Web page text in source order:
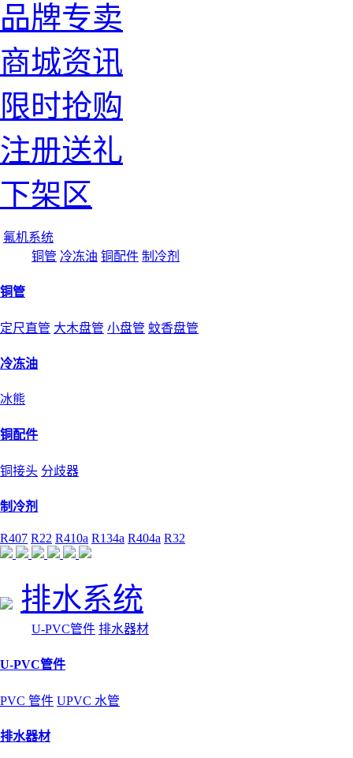
品牌专卖
商城资讯
限时抢购
注册送礼
下架区
氟机系统
铜管 冷冻油 铜配件 制冷剂
铜管
定尺直管 大木盘管 小盘管 蚊香盘管
冷冻油
冰熊
铜配件
铜接头 分歧器
制冷剂
R407 R22 R410a R134a R404a R32
排水系统
U-PVC管件 排水器材
U-PVC管件
PVC 管件 UPVC 水管
排水器材